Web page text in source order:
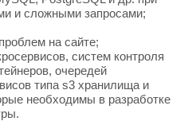
и сложными запросами;
на сайте;
систем контроля
очередей
типа s3 хранилища и
необходимы в разработке